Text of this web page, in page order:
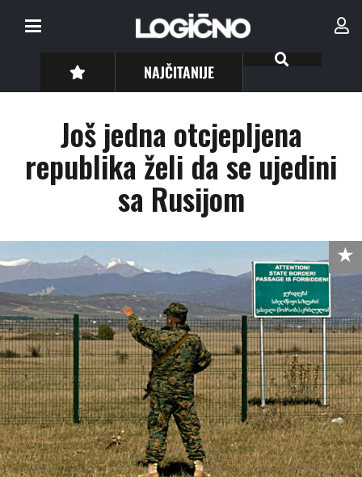
NAJČITANIJE
Još jedna otcjepljena
republika želi da se ujedini
sa Rusijom